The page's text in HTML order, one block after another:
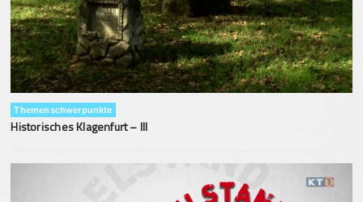
Themenschwerpunkte
Historisches Klagenfurt – III